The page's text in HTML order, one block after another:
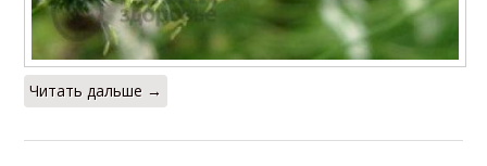
Читать дальше →